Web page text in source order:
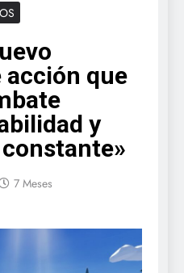
acción que
y
7 Meses